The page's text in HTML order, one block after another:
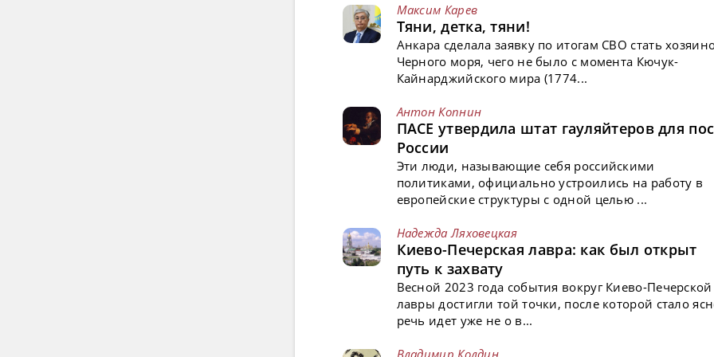
Максим Карев
Тяни, детка, тяни!
Анкара сделала заявку по итогам СВО стать
Черного моря, чего не было с момента Кючук-
Кайнарджийского мира (1774...
Антон Копнин
ПАСЕ утвердила штат гауляйтеров для
России
Эти люди, называющие себя российскими
политиками, официально устроились на работу в
европейские структуры с одной целью ...
Надежда Ляховецкая
Киево-Печерская лавра: как был открыт
путь к захвату
Весной 2023 года события вокруг Киево-Печерской
лавры достигли той точки, после которой стало
речь идет уже не о в...
Владимир Колдин